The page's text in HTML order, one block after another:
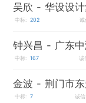
吴欣 - 华设设
中标: 202 诚
钟兴昌 - 广东中
中标: 167 诚
金波 - 荆门市
中标: 7 诚信: